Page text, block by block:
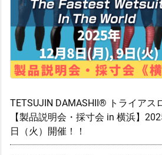
TETSUJIN DAMASHII® トライアス
【製品説明会・採寸会 in 横浜】
日（火）開催！！